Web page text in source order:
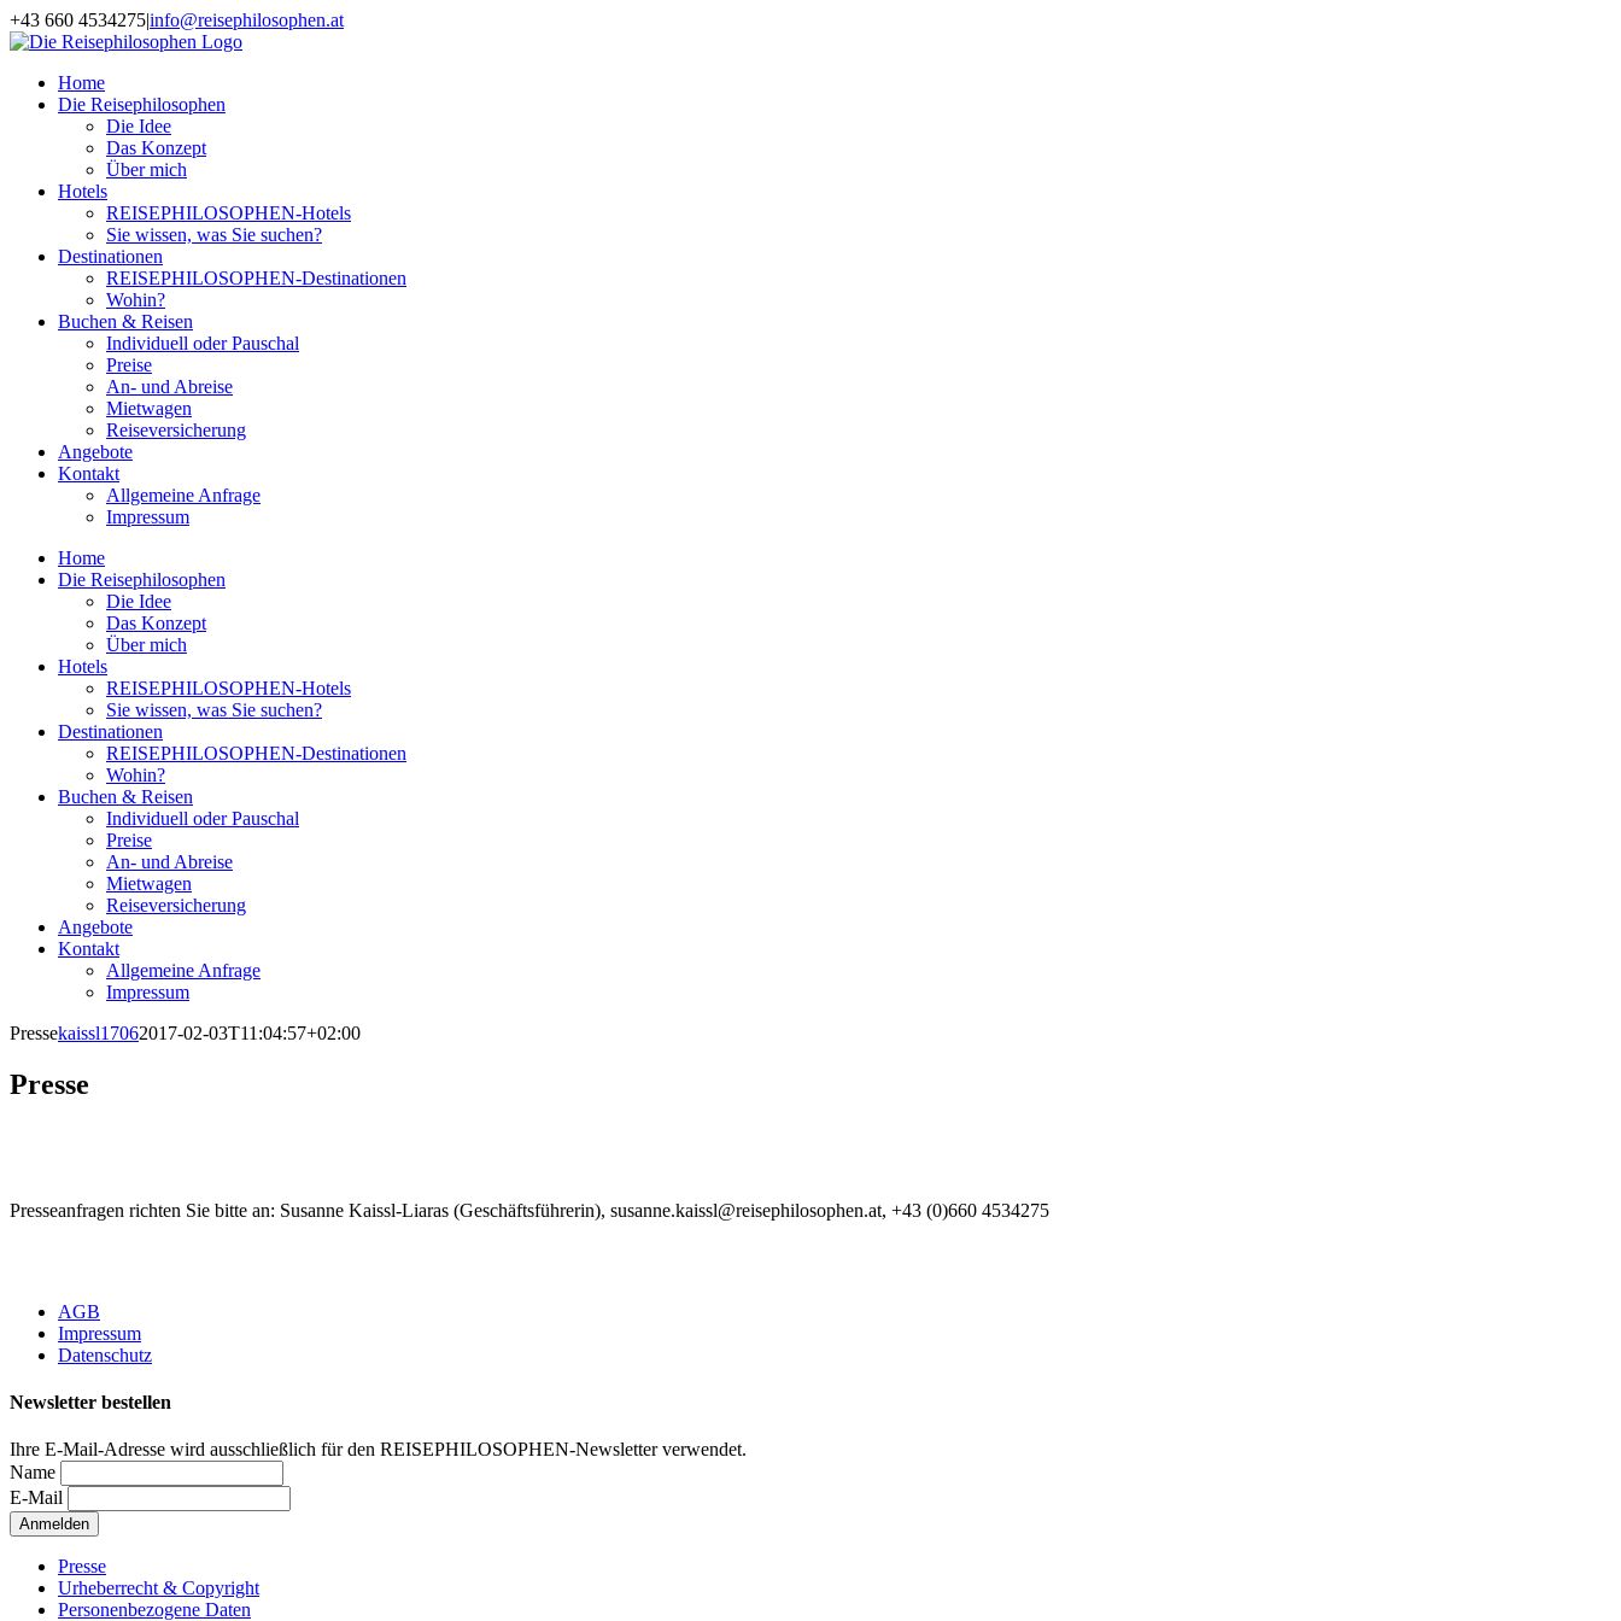
Zum
Inhalt
+43 660 4534275|info@reisephilosophen.at
Facebook
Instagram
LinkedIn
Pinterest
Home
Die Reisephilosophen
Die Idee
Das Konzept
Über mich
Hotels
REISEPHILOSOPHEN-Hotels
Sie wissen, was Sie suchen?
Destinationen
REISEPHILOSOPHEN-Destinationen
Wohin?
Buchen & Reisen
Individuell oder Pauschal
Preise
An- und Abreise
Mietwagen
Reiseversicherung
Angebote
Kontakt
Allgemeine Anfrage
Impressum
Home
Die Reisephilosophen
Die Idee
Das Konzept
Über mich
Hotels
REISEPHILOSOPHEN-Hotels
Sie wissen, was Sie suchen?
Destinationen
REISEPHILOSOPHEN-Destinationen
Wohin?
Buchen & Reisen
Individuell oder Pauschal
Preise
An- und Abreise
Mietwagen
Reiseversicherung
Angebote
Kontakt
Allgemeine Anfrage
Impressum
Pressekaissl17062017-02-03T11:04:57+02:00
Presse
Presseanfragen richten Sie bitte an: Susanne Kaissl-Liaras (Geschäftsführerin), susanne.kaissl@reisephilosophen.at, +43 (0)660 4534275
AGB
Impressum
Datenschutz
Newsletter bestellen
Ihre E-Mail-Adresse wird ausschließlich für den REISEPHILOSOPHEN-Newsletter verwendet.
Name
E-Mail
Presse
Urheberrecht & Copyright
Personenbezogene Daten